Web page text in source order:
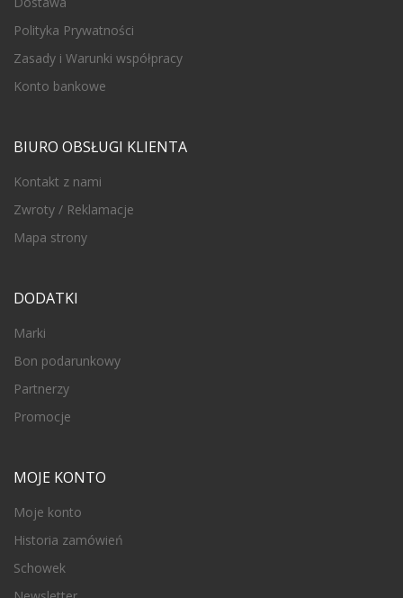
Polityka Prywatności
Zasady i Warunki współpracy
Konto bankowe
BIURO OBSŁUGI KLIENTA
Kontakt z nami
Zwroty / Reklamacje
Mapa strony
DODATKI
Marki
Bon podarunkowy
Partnerzy
Promocje
MOJE KONTO
Moje konto
Historia zamówień
Schowek